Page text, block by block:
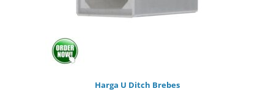
Harga U Ditch Brebes